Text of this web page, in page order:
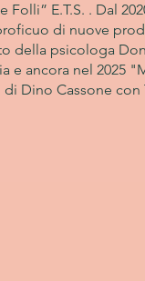
Folli” E.T.S. . Dal
di nuove
della psicologa
e ancora nel 2025
Dino Cassone